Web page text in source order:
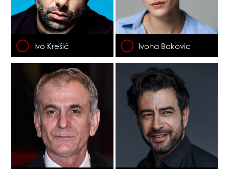
Ivo Krešić Ivona Bakovic